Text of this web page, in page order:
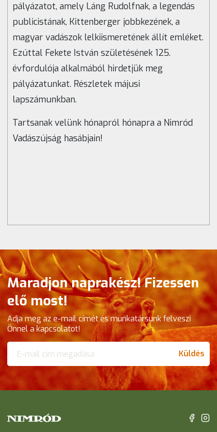
pályázatot, amely Láng Rudolfnak, a legendás
publicistának, Kittenberger jobbkezének, a
magyar vadászok lelkiismeretének állít emléket.
Ezúttal Fekete István születésének 125.
évfordulója alkalmából hirdetjük meg
pályázatunkat. Részletek májusi
lapszámunkban.
Tartsanak velünk hónapról hónapra a Nimród
Vadászújság hasábjain!
Maradjon naprakész! Fizessen
elő most!
Adja meg az e-mail címét és munkatársunk felveszi
Önnel a kapcsolatot!
Küldés